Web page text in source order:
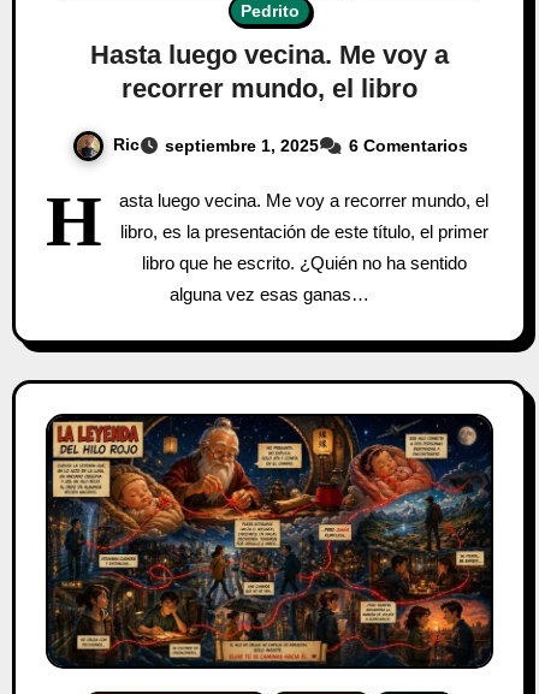
Pedrito
Hasta luego vecina. Me voy a
recorrer mundo, el libro
Ric septiembre 1, 2025 6 Comentarios
H
asta luego vecina. Me voy a recorrer mundo, el
libro, es la presentación de este título, el primer
libro que he escrito. ¿Quién no ha sentido
alguna vez esas ganas…